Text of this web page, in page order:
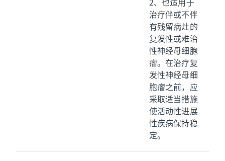
治疗伴或不伴
有残留病灶的
复发性或难治
性神经母细胞
瘤。在治疗复
发性神经母细
胞瘤之前，应
采取适当措施
使活动性进展
性疾病保持稳
定。